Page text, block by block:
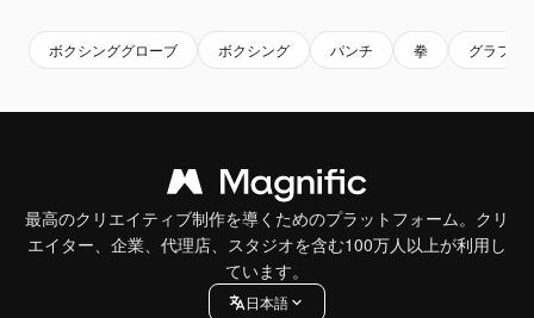
ボクシンググローブ ボクシング パンチ 拳 グラフィ
最高のクリエイティブ制作を導くためのプラットフォーム。クリ
エイター、企業、代理店、スタジオを含む100万人以上が利用し
ています。
日本語